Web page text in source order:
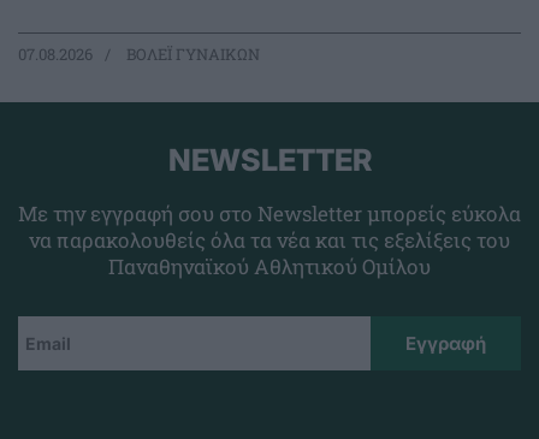
07.08.2026 ΒΟΛΕΪ ΓΥΝΑΙΚΩΝ
NEWSLETTER
Με την εγγραφή σου στο Newsletter μπορείς εύκολα
να παρακολουθείς όλα τα νέα και τις εξελίξεις του
Παναθηναϊκού Αθλητικού Ομίλου